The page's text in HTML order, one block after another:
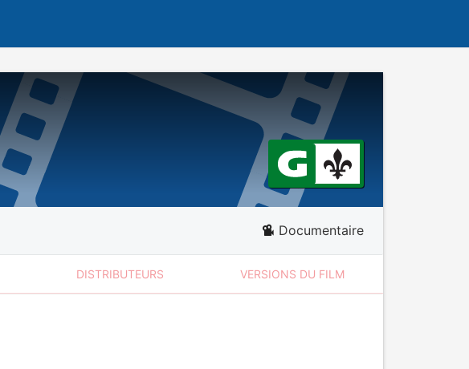
Documentaire
DISTRIBUTEURS VERSIONS DU FILM